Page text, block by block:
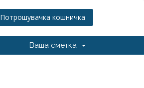
Потрошувачка кошничка
Ваша сметка